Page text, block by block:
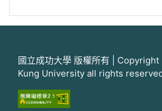
國立成功大學 版權所有 |
Kung University all rights